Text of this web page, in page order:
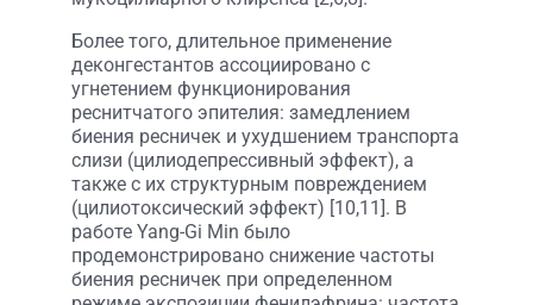
Более того, длительное применение
деконгестантов ассоциировано с
угнетением функционирования
реснитчатого эпителия: замедлением
биения ресничек и ухудшением транспорта
слизи (цилиодепрессивный эффект), а
также с их структурным повреждением
(цилиотоксический эффект) [10,11]. В
работе Yang-Gi Min было
продемонстрировано снижение частоты
биения ресничек при определенном